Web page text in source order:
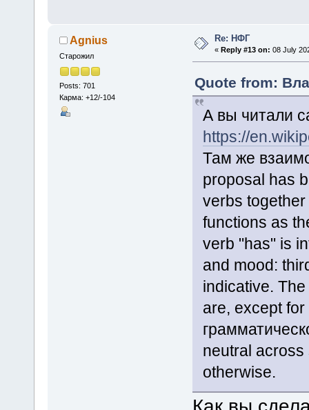
Agnius
Старожил
Posts: 701
Карма: +12/-104
Re: НФГ
«Reply #13 on: 08 July
Quote from:
А вы читали
https://
Там же
proposal has
verbs
functions as
verb "has" is
and mood:
indicative.
are, except
neutral
otherwise.